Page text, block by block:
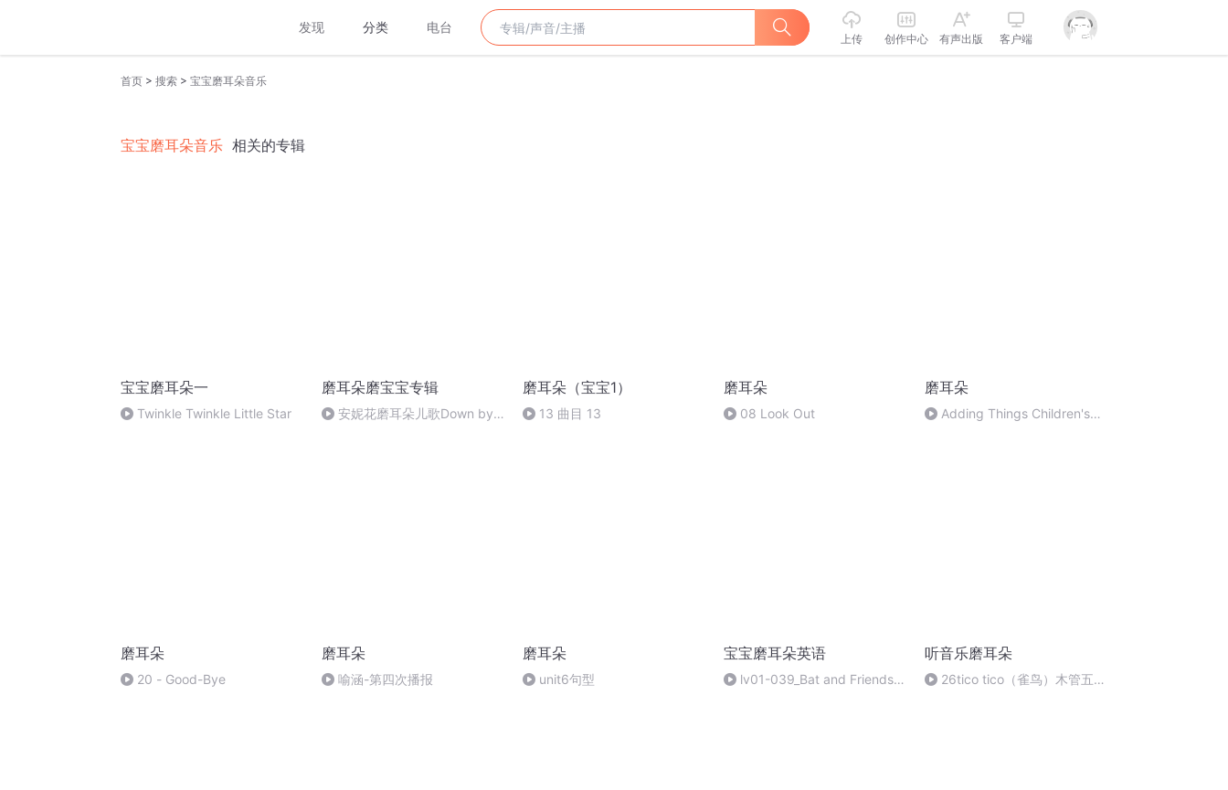
发现 分类 电台
上传 创作中心 有声出版 客户端
首页 > 搜索 > 宝宝磨耳朵音乐
宝宝磨耳朵音乐 相关的专辑
宝宝磨耳朵一
Twinkle Twinkle Little Star
磨耳朵磨宝宝专辑
安妮花磨耳朵儿歌Down by
磨耳朵（宝宝1）
13 曲目 13
磨耳朵
08 Look Out
磨耳朵
Adding Things Children's
磨耳朵
20 - Good-Bye
磨耳朵
喻涵-第四次播报
磨耳朵
unit6句型
宝宝磨耳朵英语
lv01-039_Bat and Friends
听音乐磨耳朵
26tico tico（雀鸟）木管五重